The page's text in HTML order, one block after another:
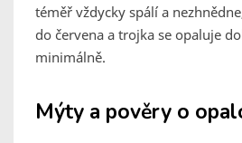
téměř vždycky spálí a
do červena a trojka se opaluje
minimálně.
Mýty a pověry o